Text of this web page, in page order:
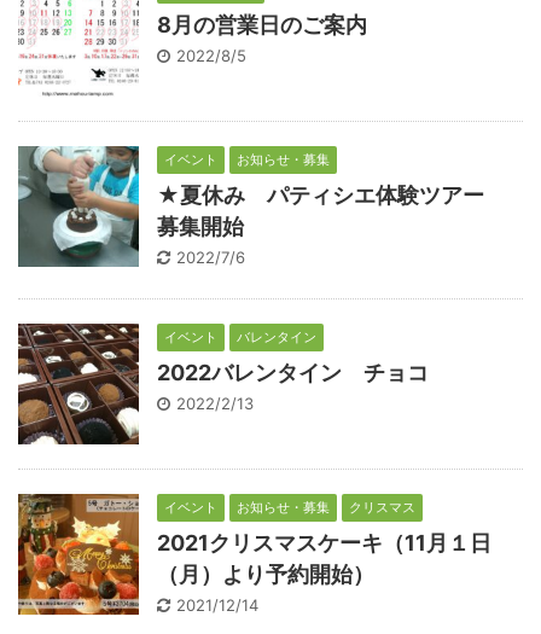
8月の営業日のご案内
2022/8/5
イベント お知らせ・募集
★夏休み パティシエ体験ツアー
募集開始
2022/7/6
イベント バレンタイン
2022バレンタイン チョコ
2022/2/13
イベント お知らせ・募集 クリスマス
2021クリスマスケーキ（11月１日
（月）より予約開始）
2021/12/14